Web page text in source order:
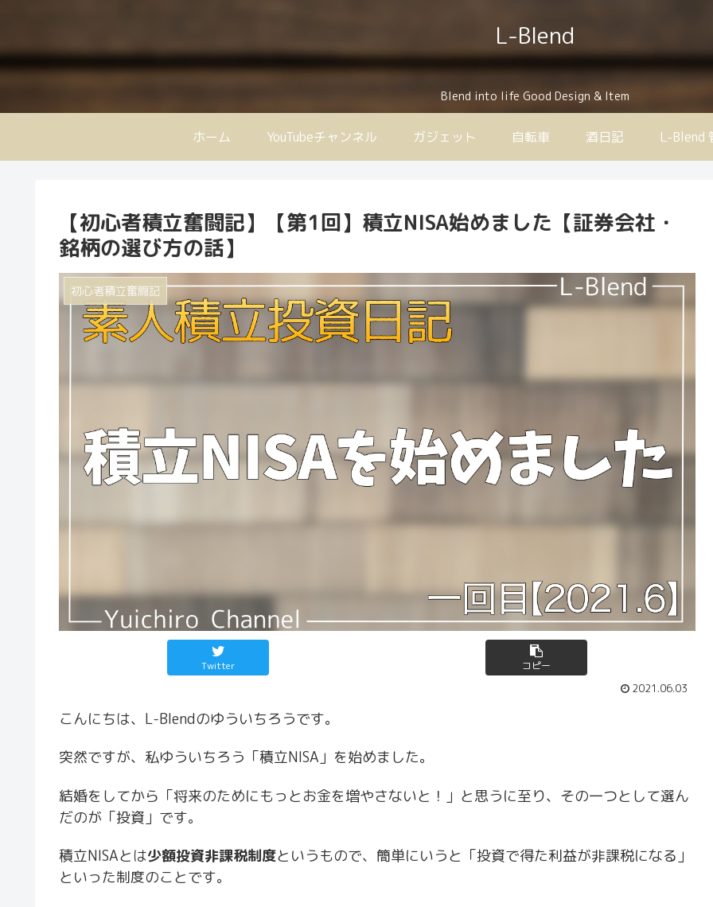
L-Blend
Blend into life Good Design & Item
ホーム YouTubeチャンネル ガジェット 自転車 酒日記 L-Blend
【初心者積立奮闘記】【第1回】積立NISA始めました【証券会社・
銘柄の選び方の話】
初心者積立奮闘記
Twitter コピー
2021.06.03
こんにちは、L-Blendのゆういちろうです。
突然ですが、私ゆういちろう「積立NISA」を始めました。
結婚をしてから「将来のためにもっとお金を増やさないと！」と思うに至り、その一つとして選ん
だのが「投資」です。
積立NISAとは少額投資非課税制度というもので、簡単にいうと「投資で得た利益が非課税になる」
といった制度のことです。